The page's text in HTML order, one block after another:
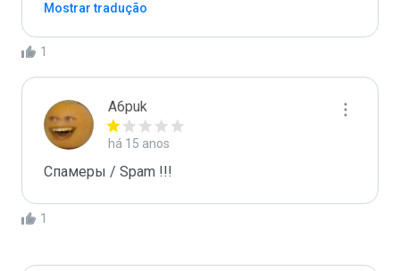
Mostrar tradução
1
A6puk
há 15 anos
Спамеры / Spam !!!
1